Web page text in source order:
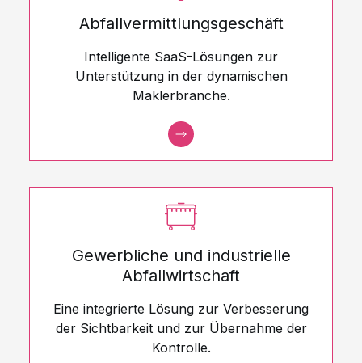
Abfallvermittlungsgeschäft
Intelligente SaaS-Lösungen zur
Unterstützung in der dynamischen
Maklerbranche.
Gewerbliche und industrielle
Abfallwirtschaft
Eine integrierte Lösung zur Verbesserung
der Sichtbarkeit und zur Übernahme der
Kontrolle.